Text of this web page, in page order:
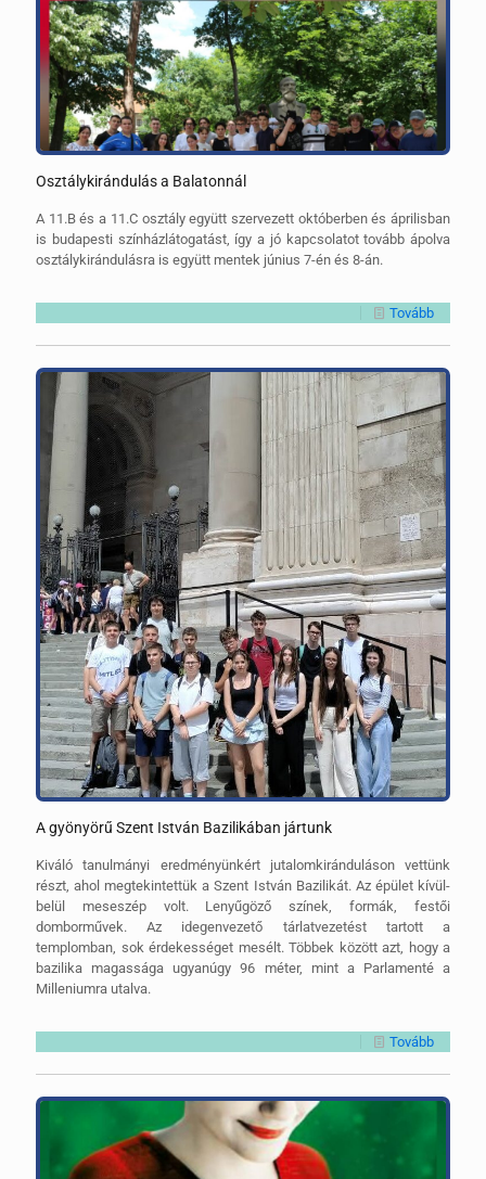
Osztálykirándulás a Balatonnál
A 11.B és a 11.C osztály együtt szervezett októberben és áprilisban
is budapesti színházlátogatást, így a jó kapcsolatot tovább ápolva
osztálykirándulásra is együtt mentek június 7-én és 8-án.
Tovább
A gyönyörű Szent István Bazilikában jártunk
Kiváló tanulmányi eredményünkért jutalomkiránduláson vettünk
részt, ahol megtekintettük a Szent István Bazilikát. Az épület kívül-
belül meseszép volt. Lenyűgöző színek, formák, festői
domborművek. Az idegenvezető tárlatvezetést tartott a
templomban, sok érdekességet mesélt. Többek között azt, hogy a
bazilika magassága ugyanúgy 96 méter, mint a Parlamenté a
Milleniumra utalva.
Tovább